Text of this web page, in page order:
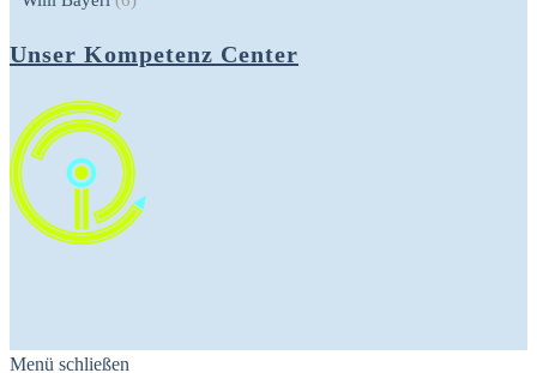
Unser Kompetenz Center
Menü schließen